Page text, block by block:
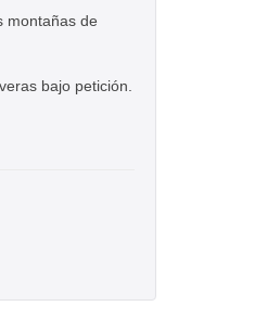
montañas de
bajo petición.